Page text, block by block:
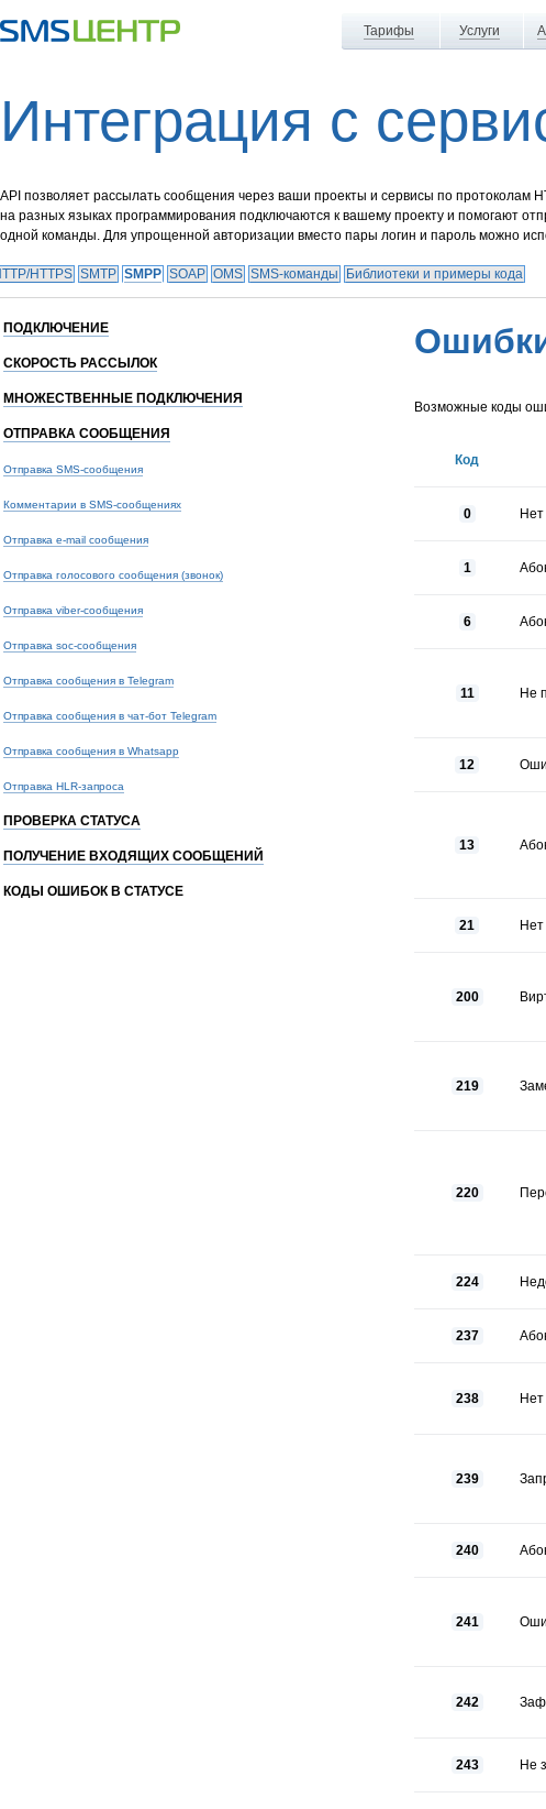
Тарифы Услуги
Интеграция с
API позволяет рассылать сообщения через ваши проекты и сервисы по протоколам
на разных языках программирования подключаются к вашему проекту и помогают
одной команды. Для упрощенной авторизации вместо пары логин и пароль можно
HTTPS SMTP SMPP SOAP OMS SMS-команды Библиотеки и примеры кода
ПОДКЛЮЧЕНИЕ
СКОРОСТЬ РАССЫЛОК
МНОЖЕСТВЕННЫЕ ПОДКЛЮЧЕНИЯ
ОТПРАВКА СООБЩЕНИЯ
Отправка SMS-сообщения
Комментарии в SMS-сообщениях
Отправка e-mail сообщения
Отправка голосового сообщения (звонок)
Отправка viber-сообщения
Отправка soc-сообщения
Отправка сообщения в Telegram
Отправка сообщения в чат-бот Telegram
Отправка сообщения в Whatsapp
Отправка HLR-запроса
ПРОВЕРКА СТАТУСА
ПОЛУЧЕНИЕ ВХОДЯЩИХ СООБЩЕНИЙ
КОДЫ ОШИБОК В СТАТУСЕ
Возможные коды
Код
0
1
6
11 Не
12
13
21 Нет
200
219
220
224
237
238
239
240
241
242
243 Не